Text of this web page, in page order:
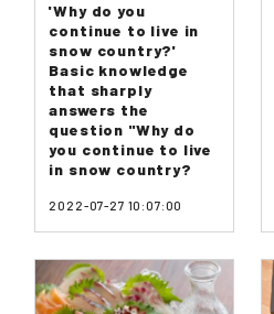
'Why do you
continue to live in
snow country?'
Basic knowledge
that sharply
answers the
question "Why do
you continue to live
in snow country?
2022-07-27 10:07:00